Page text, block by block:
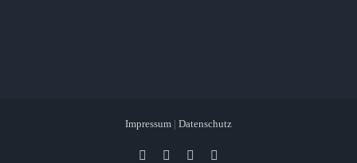
Impressum | Datenschutz
Facebook Instagram